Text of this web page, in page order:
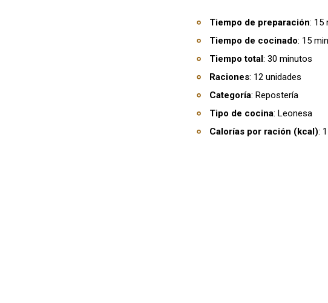
Tiempo de preparación: 15
Tiempo de cocinado: 15
Tiempo total: 30 minutos
Raciones: 12 unidades
Categoría: Repostería
Tipo de cocina: Leonesa
Calorías por ración (kcal):